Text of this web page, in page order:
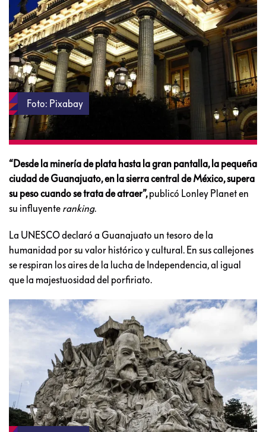
Foto: Pixabay
“Desde la minería de plata hasta la gran pantalla, la pequeña
ciudad de Guanajuato, en la sierra central de México, supera
su peso cuando se trata de atraer”,publicó Lonley Planet en
su influyente ranking.
La UNESCO declaró a Guanajuato un tesoro de la
humanidad por su valor histórico y cultural. En sus callejones
se respiran los aires de la lucha de Independencia, al igual
que la majestuosidad del porfiriato.